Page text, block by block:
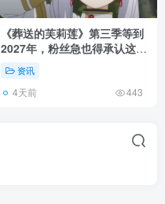
《葬送的芙莉莲》第三季等到
2027年，粉丝急也得承认这次
慢得有道理！
资讯
4天前 443